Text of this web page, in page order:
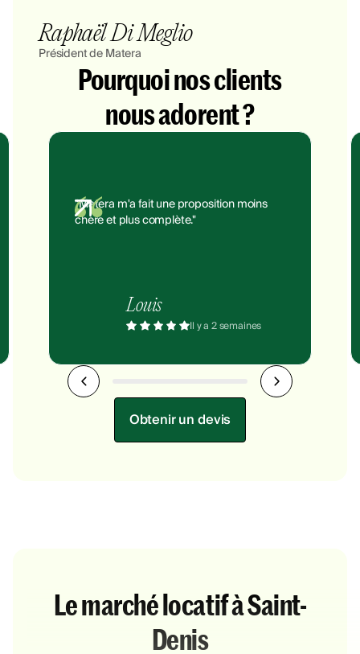
Raphaël Di Meglio
Président de Matera
Pourquoi nos clients
nous adorent ?
"Matera m'a fait une proposition moins
chère et plus complète."
Louis
Il y a 2 semaines
Obtenir un devis
Le marché locatif à Saint-
Denis